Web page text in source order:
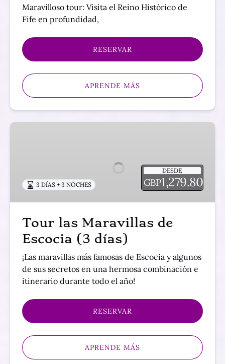
Maravilloso tour: Visita el Reino Histórico de
Fife en profundidad,
RESERVAR
APRENDE MÁS
Tour
días)
DESDE
GBP1,279.80
3 DÍAS + 3 NOCHES
Tour las Maravillas de
Escocia (3 días)
¡Las maravillas más famosas de Escocia y algunos
de sus secretos en una hermosa combinación e
itinerario durante todo el año!
RESERVAR
APRENDE MÁS